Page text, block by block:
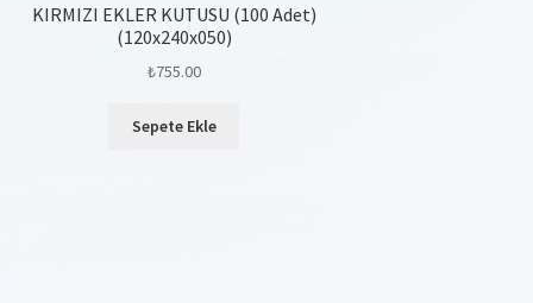
KIRMIZI EKLER KUTUSU (100 Adet)
(120x240x050)
₺755.00
Sepete Ekle